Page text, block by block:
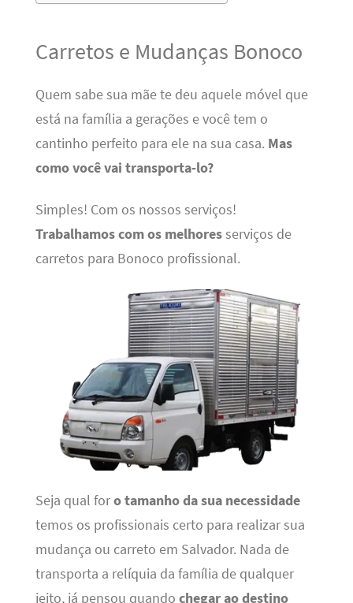
Carretos e Mudanças Bonoco
Quem sabe sua mãe te deu aquele móvel que
está na família a gerações e você tem o
cantinho perfeito para ele na sua casa. Mas
como você vai transporta-lo?
Simples! Com os nossos serviços!
Trabalhamos com os melhoresserviços de
carretos para Bonoco profissional.
Seja qual foro tamanho da sua necessidade
temos os profissionais certo para realizar sua
mudança ou carreto em Salvador. Nada de
transporta a relíquia da família de qualquer
jeito, já pensou quando chegar ao destino